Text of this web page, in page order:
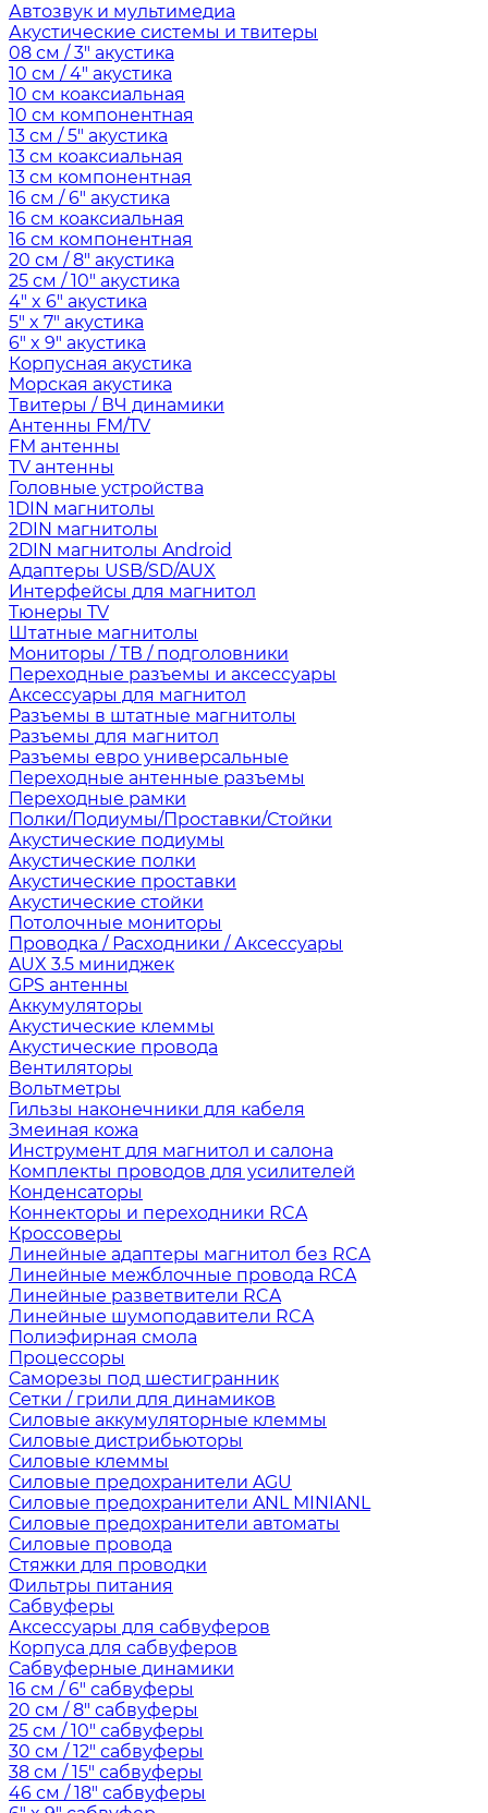
Автозвук и мультимедиа
Акустические системы и твитеры
08 см / 3" акустика
10 см / 4" акустика
10 см коаксиальная
10 см компонентная
13 см / 5" акустика
13 см коаксиальная
13 см компонентная
16 см / 6" акустика
16 см коаксиальная
16 см компонентная
20 см / 8" акустика
25 см / 10" акустика
4" x 6" акустика
5" x 7" акустика
6" x 9" акустика
Корпусная акустика
Морская акустика
Твитеры / ВЧ динамики
Антенны FM/TV
FM антенны
TV антенны
Головные устройства
1DIN магнитолы
2DIN магнитолы
2DIN магнитолы Android
Адаптеры USB/SD/AUX
Интерфейсы для магнитол
Тюнеры TV
Штатные магнитолы
Мониторы / ТВ / подголовники
Переходные разъемы и аксессуары
Аксессуары для магнитол
Разъемы в штатные магнитолы
Разъемы для магнитол
Разъемы евро универсальные
Переходные антенные разъемы
Переходные рамки
Полки/Подиумы/Проставки/Стойки
Акустические подиумы
Акустические полки
Акустические проставки
Акустические стойки
Потолочные мониторы
Проводка / Расходники / Аксессуары
AUX 3.5 миниджек
GPS антенны
Аккумуляторы
Акустические клеммы
Акустические провода
Вентиляторы
Вольтметры
Гильзы наконечники для кабеля
Змеиная кожа
Инструмент для магнитол и салона
Комплекты проводов для усилителей
Конденсаторы
Коннекторы и переходники RCA
Кроссоверы
Линейные адаптеры магнитол без RCA
Линейные межблочные провода RCA
Линейные разветвители RCA
Линейные шумоподавители RCA
Полиэфирная смола
Процессоры
Саморезы под шестигранник
Сетки / грили для динамиков
Силовые аккумуляторные клеммы
Силовые дистрибьюторы
Силовые клеммы
Силовые предохранители AGU
Силовые предохранители ANL MINIANL
Силовые предохранители автоматы
Силовые провода
Стяжки для проводки
Фильтры питания
Сабвуферы
Аксессуары для сабвуферов
Корпуса для сабвуферов
Сабвуферные динамики
16 см / 6" сабвуферы
20 см / 8" сабвуферы
25 см / 10" сабвуферы
30 см / 12" сабвуферы
38 см / 15" сабвуферы
46 см / 18" сабвуферы